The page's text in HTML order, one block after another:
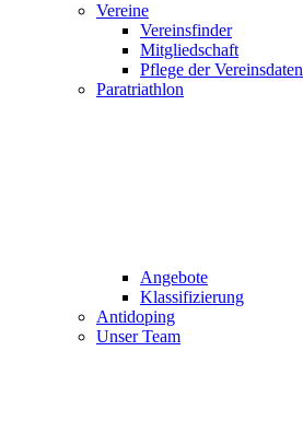
Vereine
Vereinsfinder
Mitgliedschaft
Pflege der Vereinsdaten
Paratriathlon
Angebote
Klassifizierung
Antidoping
Unser Team